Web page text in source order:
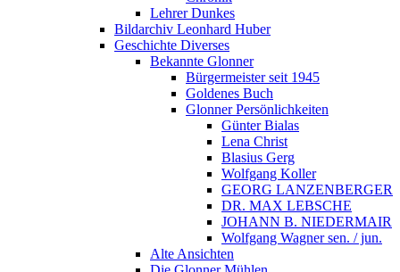
Lehrer Dunkes
Bildarchiv Leonhard Huber
Geschichte Diverses
Bekannte Glonner
Bürgermeister seit 1945
Goldenes Buch
Glonner Persönlichkeiten
Günter Bialas
Lena Christ
Blasius Gerg
Wolfgang Koller
GEORG LANZENBERGER
DR. MAX LEBSCHE
JOHANN B. NIEDERMAIR
Wolfgang Wagner sen. / jun.
Alte Ansichten